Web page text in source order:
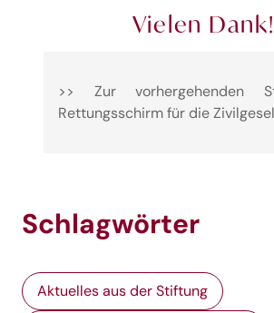
Vielen Dank!
>> Zur vorhergehenden
Rettungsschirm für die
Schlagwörter
Aktuelles aus der Stiftung